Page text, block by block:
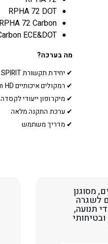
RPHA 72 DOT
RPHA 72 Carbon
ECE&DOT
מה בערכה?
✔ יחידת תקשורת HJC SPIRIT
✔ רמקולים איכותיים 40mm HD
✔ מיקרופון ייעודי לקסדה
✔ ערכת התקנה מלאה
✔ מדריך משתמש
מסוגנן
לשגרה
תנועה,